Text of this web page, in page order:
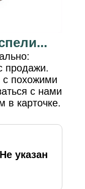
продажи.
с похожими
с нами
в карточке.
указан